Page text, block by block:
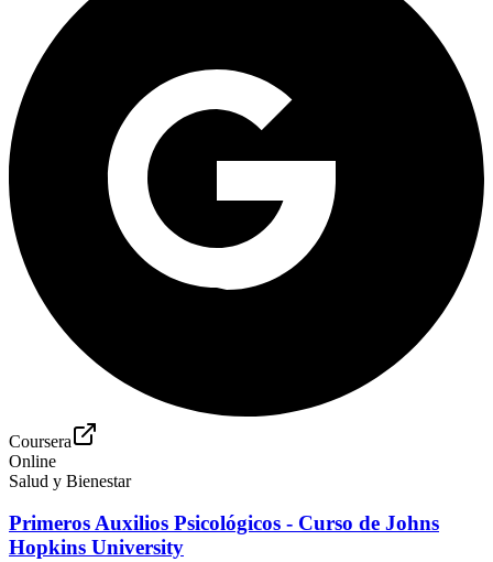
Coursera
Online
Salud y Bienestar
Primeros Auxilios Psicológicos - Curso de Johns
Hopkins University